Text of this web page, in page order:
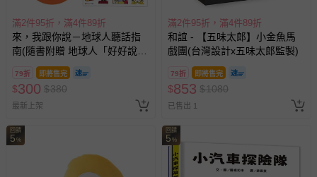
滿2件95折，滿4件89折
來，我跟你說－地球人聽話指
南(隨書附贈 地球人「好好說
話」貼紙)
79折 即將售完
$300 $380
最新上架
滿2件95折，滿4件89折
和誼 - 【五味太郎】小金魚馬
戲團(台灣設計x五味太郎監製)
79折 即將售完
$853 $1080
已售出 1
回饋
5 %
回饋
5 %